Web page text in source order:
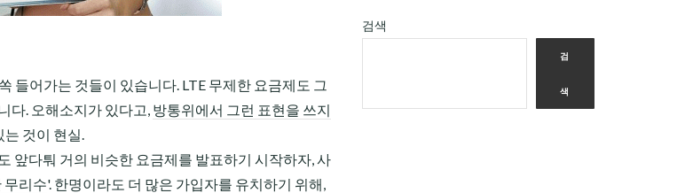
들어가는 것들이 있습니다. LTE 무제한 요금제도 그
다. 오해소지가 있다고, 방통위에서 그런 표현을 쓰지
는 것이 현실.
앞다퉈 거의 비슷한 요금제를 발표하기 시작하자, 사
무리수'. 한명이라도 더 많은 가입자를 유치하기 위해,
검색
검
색